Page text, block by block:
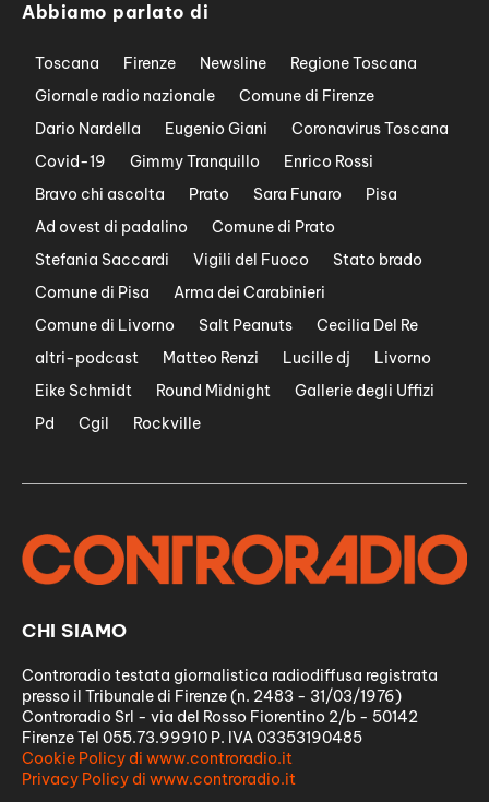
Abbiamo parlato di
Toscana Firenze Newsline
Regione Toscana
Giornale radio nazionale
Comune di Firenze
Dario Nardella
Eugenio Giani
Coronavirus Toscana
Covid-19
Gimmy Tranquillo
Enrico Rossi
Bravo chi ascolta
Prato Sara Funaro
Pisa
Ad ovest di padalino
Comune di Prato
Stefania Saccardi
Vigili del Fuoco
Stato brado
Comune di Pisa
Arma dei Carabinieri
Comune di Livorno
Salt Peanuts
Cecilia Del Re
altri-podcast
Matteo Renzi Lucille dj
Livorno
Eike Schmidt
Round Midnight
Gallerie degli Uffizi
Pd
Cgil Rockville
CHI SIAMO
Controradio testata giornalistica radiodiffusa registrata
presso il Tribunale di Firenze (n. 2483 - 31/03/1976)
Controradio Srl - via del Rosso Fiorentino 2/b - 50142
Firenze Tel 055.73.99910 P. IVA 03353190485
Cookie Policy di www.controradio.it
Privacy Policy di www.controradio.it